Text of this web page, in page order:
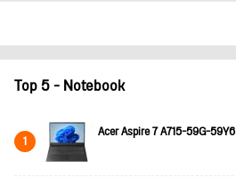
Top 5 - Notebook
1 Acer Aspire 7 A715-59G-59Y6